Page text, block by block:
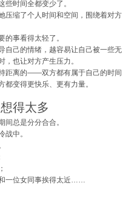
时间全都变少了。
压缩了个人时间和空间，围绕着对方
事看得太轻了。
自己的情绪，越容易让自己被一些无
，也让对方产生压力。
距离的——双方都有属于自己的时间
变得更快乐、更有力量。
得太多
间总是分分合合。
战中。
一位女同事挨得太近……